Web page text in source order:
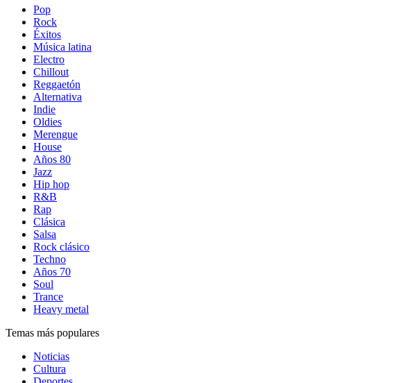
Pop
Rock
Éxitos
Música latina
Electro
Chillout
Reggaetón
Alternativa
Indie
Oldies
Merengue
House
Años 80
Jazz
Hip hop
R&B
Rap
Clásica
Salsa
Rock clásico
Techno
Años 70
Soul
Trance
Heavy metal
Temas más populares
Noticias
Cultura